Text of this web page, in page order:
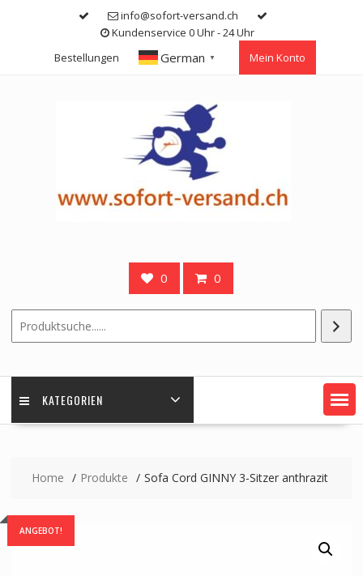
info@sofort-versand.ch
Kundenservice 0 Uhr - 24 Uhr
Bestellungen
German ▼ Mein Konto
0 0
KATEGORIEN
Home Produkte Sofa Cord GINNY 3-Sitzer anthrazit
ANGEBOT!